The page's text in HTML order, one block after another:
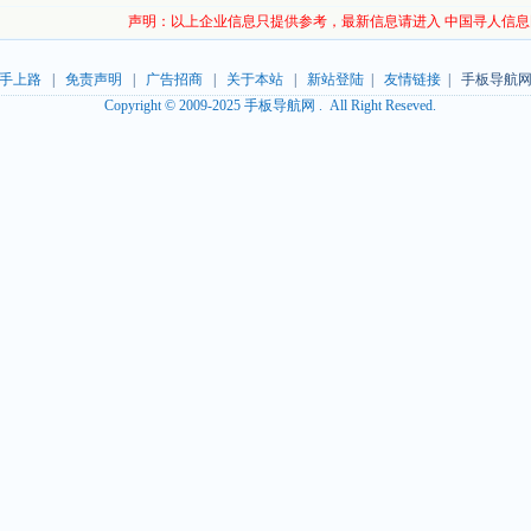
声明：以上企业信息只提供参考，最新信息请进入 中国寻人信息
上路| 免责声明 广告招商| 关于本站| 新站登陆| 友情链接| 手板导航
Copyright © 2009-2025 手板导航网 . All Right Reseved.